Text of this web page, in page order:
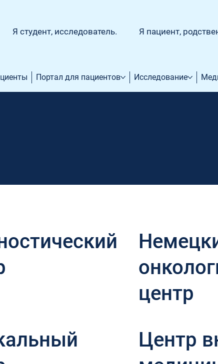
Я студент, исследователь. Я пациент,
Портал для пациентов Исследование
центр
Центр